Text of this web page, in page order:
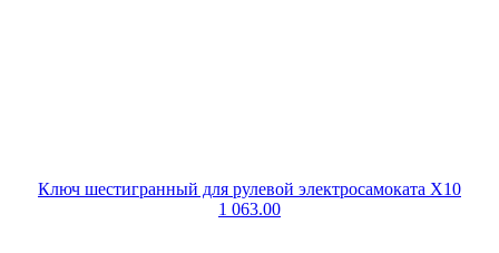
Ключ шестигранный для рулевой электросамоката X10
1 063.00